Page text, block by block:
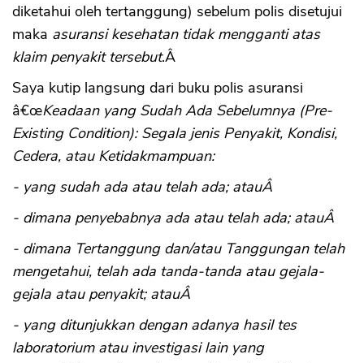
diketahui oleh tertanggung) sebelum polis disetujui
maka asuransi kesehatan tidak mengganti atas
klaim penyakit tersebut.Â
Saya kutip langsung dari buku polis asuransi
â€œKeadaan yang Sudah Ada Sebelumnya (Pre-
Existing Condition): Segala jenis Penyakit, Kondisi,
Cedera, atau Ketidakmampuan:
- yang sudah ada atau telah ada; atauÂ
- dimana penyebabnya ada atau telah ada; atauÂ
- dimana Tertanggung dan/atau Tanggungan telah
mengetahui, telah ada tanda-tanda atau gejala-
gejala atau penyakit; atauÂ
- yang ditunjukkan dengan adanya hasil tes
laboratorium atau investigasi lain yang